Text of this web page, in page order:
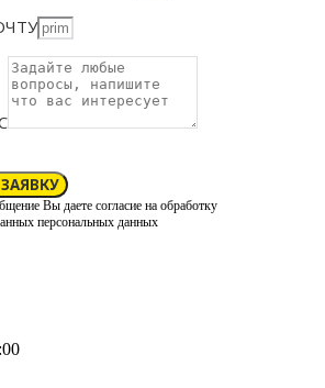
Вы даете согласие на обработку
персональных данных